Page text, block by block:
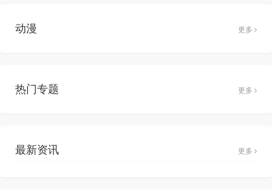
动漫 更多
热门专题 更多
最新资讯 更多